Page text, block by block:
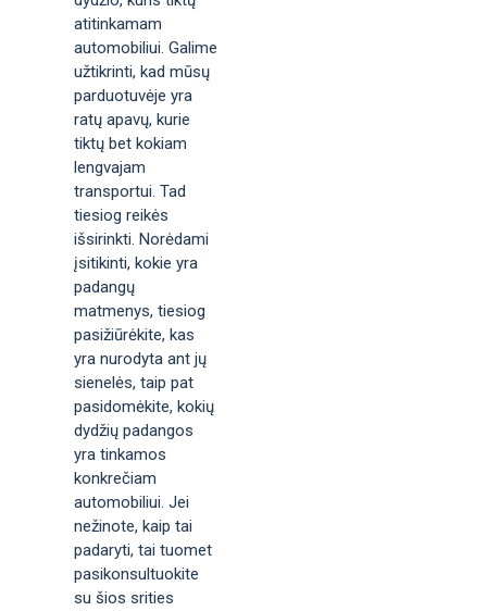
atitinkamam
automobiliui. Galime
užtikrinti, kad mūsų
parduotuvėje yra
ratų apavų, kurie
tiktų bet kokiam
lengvajam
transportui. Tad
tiesiog reikės
išsirinkti. Norėdami
įsitikinti, kokie yra
padangų
matmenys, tiesiog
pasižiūrėkite, kas
yra nurodyta ant jų
sienelės, taip pat
pasidomėkite, kokių
dydžių padangos
yra tinkamos
konkrečiam
automobiliui. Jei
nežinote, kaip tai
padaryti, tai tuomet
pasikonsultuokite
su šios srities